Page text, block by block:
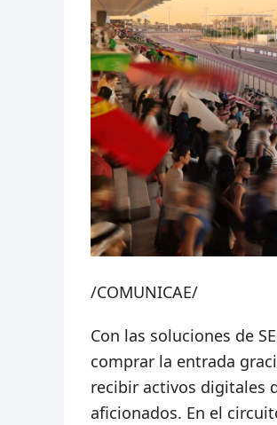
/COMUNICAE/
Con las soluciones de
comprar la entrada
recibir activos digitales
aficionados. En el